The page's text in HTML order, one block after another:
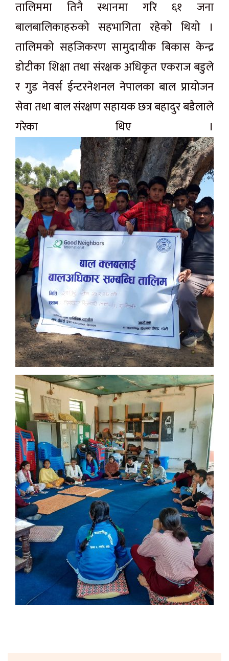
तालिममा तिनै स्थानमा गरि ६१ जना
बालबालिकाहरुको सहभागिता रहेको थियो ।
तालिमको सहजिकरण सामुदायीक बिकास केन्द्र
डोटीका शिक्षा तथा संरक्षक अधिकृत एकराज बडुले
र गुड नेवर्स ईन्टरनेशनल नेपालका बाल प्रायोजन
सेवा तथा बाल संरक्षण सहायक छत्र बहादुर बडैलाले
गरेका थिए ।